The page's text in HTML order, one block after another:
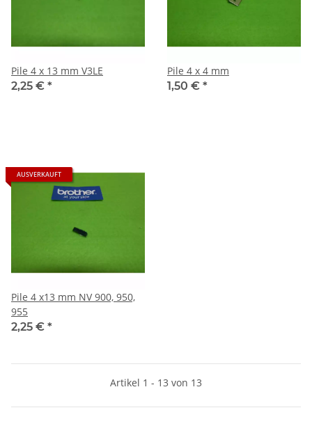
Pile 4 x 13 mm V3LE
2,25 € *
Pile 4 x 4 mm
1,50 € *
AUSVERKAUFT
Pile 4 x13 mm NV 900, 950,
955
2,25 € *
Artikel 1 - 13 von 13